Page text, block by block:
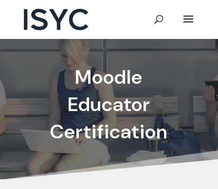
Moodle
Educator
Certification